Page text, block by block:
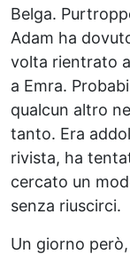
Belga.
Adam ha
volta rientrato
a Emra.
qualcun altro
tanto. Era
rivista, ha
cercato un
senza riuscirci.
Un giorno